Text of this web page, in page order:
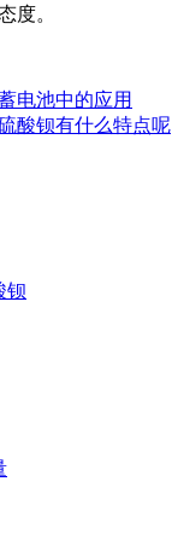
度。
电池中的应用
酸钡有什么特点呢
钡